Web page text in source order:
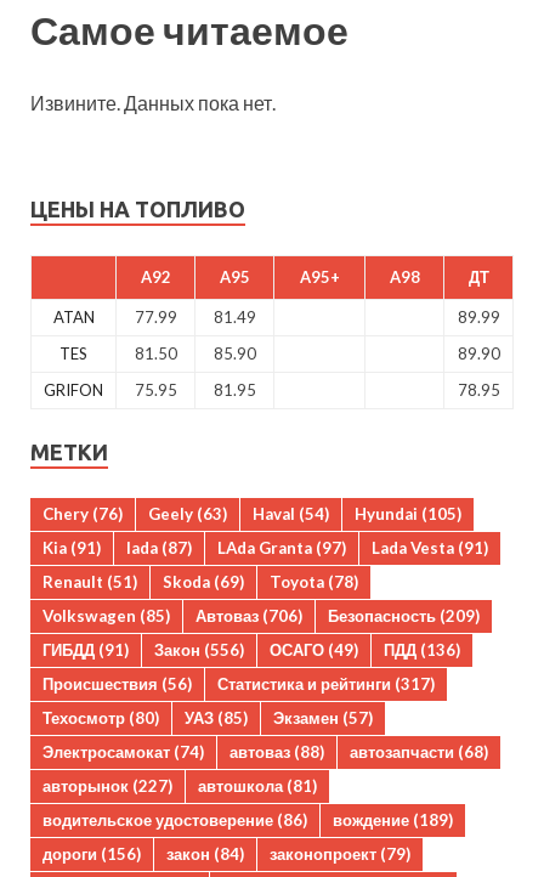
Самое читаемое
Извините. Данных пока нет.
ЦЕНЫ НА ТОПЛИВО
A92 A95 A95+ A98 ДТ
ATAN 77.99 81.49
89.99
TES
81.50 85.90
89.90
GRIFON
75.95 81.95 78.95
МЕТКИ
Chery (76) Geely (63) Haval (54) Hyundai (105)
Kia (91) lada (87) LAda Granta (97) Lada Vesta (91)
Renault (51) Skoda (69) Toyota (78)
Volkswagen (85) Автоваз (706) Безопасность (209)
ГИБДД (91) Закон (556) ОСАГО (49) ПДД (136)
Происшествия (56) Статистика и рейтинги (317)
Техосмотр (80) УАЗ (85) Экзамен (57)
Электросамокат (74) автоваз (88) автозапчасти (68)
авторынок (227) автошкола(81)
водительское удостоверение (86) вождение (189)
дороги (156) закон (84) законопроект (79)